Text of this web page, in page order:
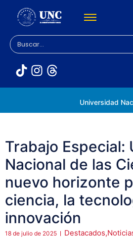
Trabajo Especial:
Nacional de las
nuevo horizonte
ciencia, la
innovación
18 de julio de 2025 Destacados,